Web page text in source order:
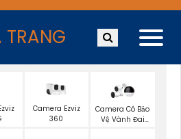
TRANG
Camera Ezviz
360
Camera Có Bảo
Vệ Vành Đai